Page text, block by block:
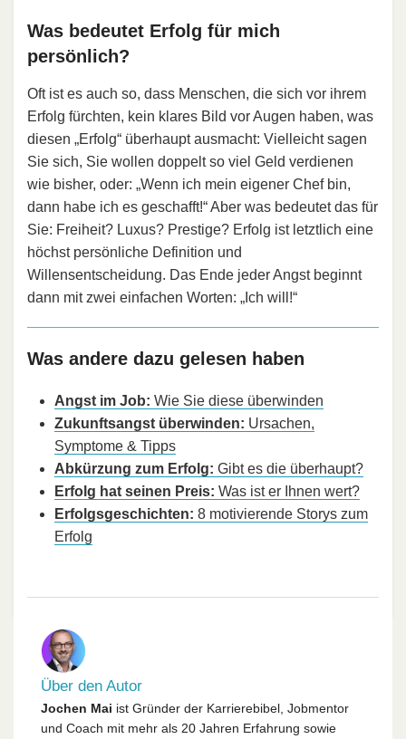
Was bedeutet Erfolg für mich
persönlich?
Oft ist es auch so, dass Menschen, die sich vor ihrem
Erfolg fürchten, kein klares Bild vor Augen haben, was
diesen „Erfolg“ überhaupt ausmacht: Vielleicht sagen
Sie sich, Sie wollen doppelt so viel Geld verdienen
wie bisher, oder: „Wenn ich mein eigener Chef bin,
dann habe ich es geschafft!“ Aber was bedeutet das für
Sie: Freiheit? Luxus? Prestige? Erfolg ist letztlich eine
höchst persönliche Definition und
Willensentscheidung. Das Ende jeder Angst beginnt
dann mit zwei einfachen Worten: „Ich will!“
Was andere dazu gelesen haben
Angst im Job: Wie Sie diese überwinden
Zukunftsangst überwinden: Ursachen,
Symptome & Tipps
Abkürzung zum Erfolg: Gibt es die überhaupt?
Erfolg hat seinen Preis: Was ist er Ihnen wert?
Erfolgsgeschichten: 8 motivierende Storys zum
Erfolg
Über den Autor
Jochen Mai ist Gründer der Karrierebibel, Jobmentor
und Coach mit mehr als 20 Jahren Erfahrung sowie